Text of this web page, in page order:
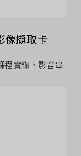
像擷取卡
程實錄、影音串